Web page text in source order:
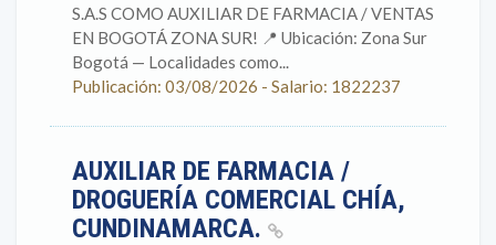
S.A.S COMO AUXILIAR DE FARMACIA / VENTAS
EN BOGOTÁ ZONA SUR! 📍 Ubicación: Zona Sur
Bogotá — Localidades como...
Publicación: 03/08/2026 - Salario: 1822237
AUXILIAR DE FARMACIA /
DROGUERÍA COMERCIAL CHÍA,
CUNDINAMARCA.